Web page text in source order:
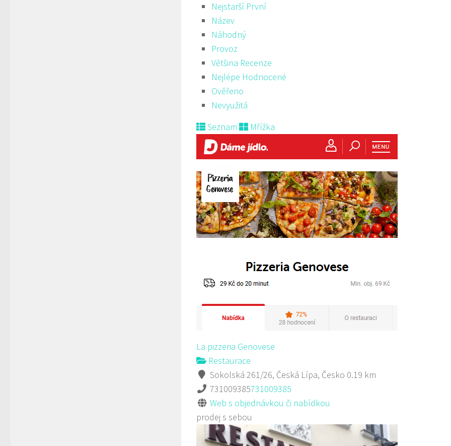
Nejstarší První
Název
Náhodný
Provoz
Většina Recenze
Nejlépe Hodnocené
Ověřeno
Nevyužitá
Seznam
Mřížka
La pizzeria Genovese
Restaurace
Sokolská 261/26, Česká Lípa, Česko 0.19 km
731009385731009385
Web s objednávkou či nabídkou
prodej s sebou